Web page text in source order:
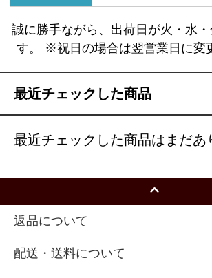
誠に勝手ながら、出荷日が火・水
す。 ※祝日の場合は翌営業日に変
最近チェックした商品
最近チェックした商品はまだあ
返品について
配送・送料について